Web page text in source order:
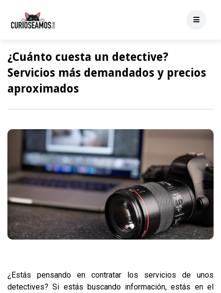
¿Cuánto cuesta un detective?
Servicios más demandados y precios
aproximados
¿Estás pensando en contratar los servicios de unos
detectives? Si estás buscando información, estás en el